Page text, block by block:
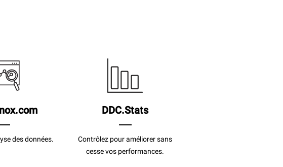
des données.
DDC.Stats
Contrôlez pour améliorer sans
cesse vos performances.